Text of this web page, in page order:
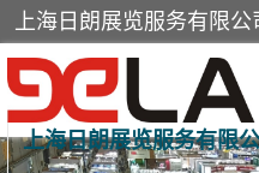
上海日朗展览服务有限